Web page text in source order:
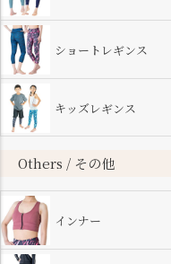
ショートレギンス
キッズレギンス
Others / その他
インナー